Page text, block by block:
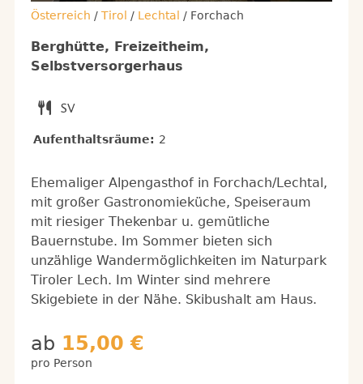
Österreich / Tirol / Lechtal / Forchach
Berghütte, Freizeitheim,
Selbstversorgerhaus
Aufenthaltsräume: 2
Ehemaliger Alpengasthof in Forchach/Lechtal,
mit großer Gastronomieküche, Speiseraum
mit riesiger Thekenbar u. gemütliche
Bauernstube. Im Sommer bieten sich
unzählige Wandermöglichkeiten im Naturpark
Tiroler Lech. Im Winter sind mehrere
Skigebiete in der Nähe. Skibushalt am Haus.
ab 15,00 €
pro Person